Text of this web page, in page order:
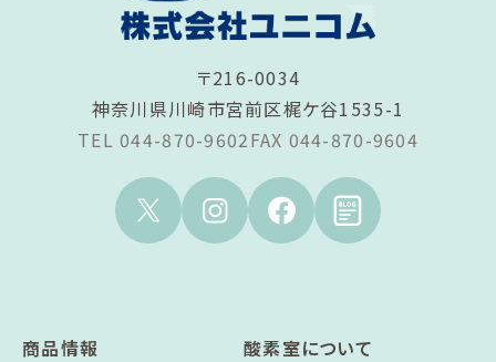
〒216-0034
神奈川県川崎市宮前区梶ケ谷1535-1
TEL 044-870-9602FAX 044-870-9604
商品情報 酸素室について